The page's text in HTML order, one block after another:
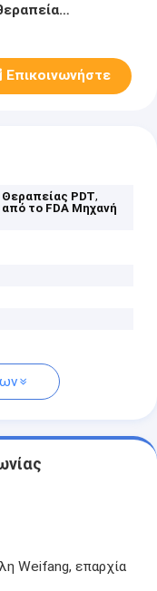
φώτα
Επικοινωνήστε
PDT,
το FDA Μηχανή
Weifang, επαρχία